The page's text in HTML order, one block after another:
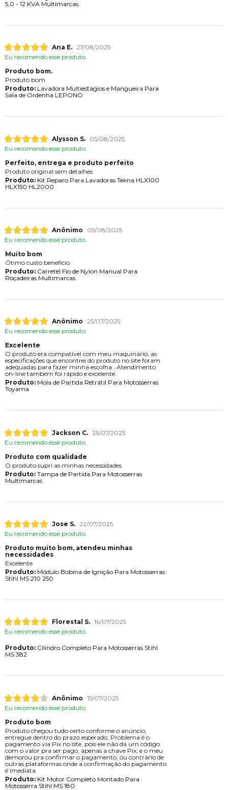
5,0 - 12 KVA Multimarcas
Ana E. 27/08/2025
Eu recomendo esse produto.
Produto bom.
Produto bom.
Produto:Lavadora Multiestágios e Mangueira Para
Sala de Ordenha LEPONO
Alysson S.
05/08/2025
Eu recomendo esse produto.
Perfeito, entrega e produto perfeito
Produto original sem detalhes
Produto:Kit Reparo Para Lavadoras Tekna HLX100
HLX150 HL2000
Anônimo
05/08/2025
Eu recomendo esse produto.
Muito bom
Ótimo custo benefício
Produto:Carretel Fio de Nylon Manual Para
Roçadeiras Multimarcas
Anônimo 25/07/2025
Eu recomendo esse produto.
Excelente
O produto era compatível com meu maquinário, as
especificações que encontrei do produto no site foram
adequadas para fazer minha escolha . Atendimento
on-line também foi rápido e excelente.
Produto:Mola de Partida Retrátil Para Motosserras
Toyama
Jackson C. 25/07/2025
Eu recomendo esse produto.
Produto com qualidade
O produto supri as minhas necessidades
Produto:Tampa de Partida Para Motosserras
Multimarcas
Jose S. 22/07/2025
Eu recomendo esse produto.
Produto muito bom, atendeu minhas
necessidades
Excelente
Produto:Módulo Bobina de Ignição Para Motosserras
Stihl MS 210 250
Florestal S. 16/07/2025
Eu recomendo esse produto.
Produto:Cilindro Completo Para Motosserras Stihl
MS 382
Anônimo 15/07/2025
Eu recomendo esse produto.
Produto bom
Produto chegou tudo certo conforme o anúncio,
entregue dentro do prazo esperado. Problema é o
pagamento via Pix no site, pois ele não dá um código
com o valor pra ser pago, apenas a chave Pix, e o meu
demorou pra confirmar o pagamento, ou contrário de
outras plataformas onde a confirmação do pagamento
é imediata.
Produto:Kit Motor Completo Montado Para
Motosserra Stihl MS 180